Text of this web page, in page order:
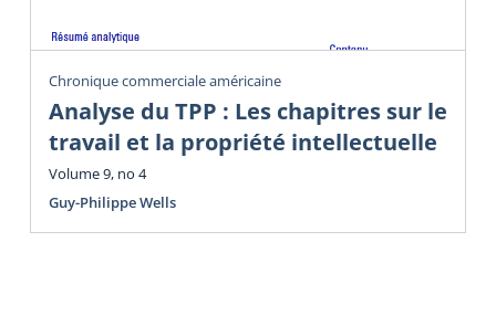
Chronique commerciale américaine
Analyse du TPP : Les chapitres sur le
travail et la propriété intellectuelle
Volume 9, no 4
Guy-Philippe Wells